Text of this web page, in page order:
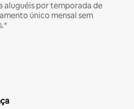
aluguéis por temporada de
único mensal sem